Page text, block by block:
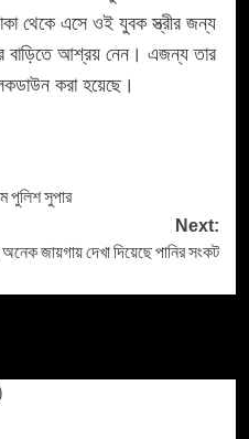
থেকে এসে ওই যুবক স্ত্রীর জন্য
বাড়িতে আশ্রয় নেন। এজন্য তার
করা হয়েছে।
পুলিশ সুপার
Next:
জায়গায় দেখা দিয়েছে পানির সংকট